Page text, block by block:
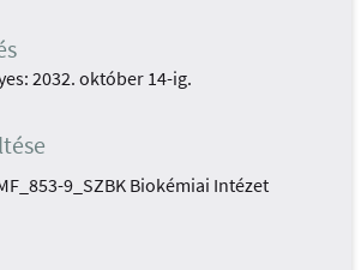
2032. október 14-ig.
9_SZBK Biokémiai Intézet